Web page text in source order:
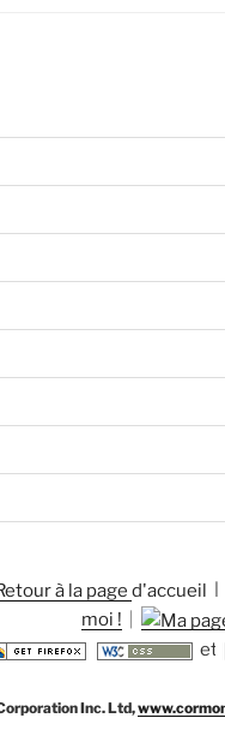
à la page d'accueil
moi !
et
Inc. Ltd,